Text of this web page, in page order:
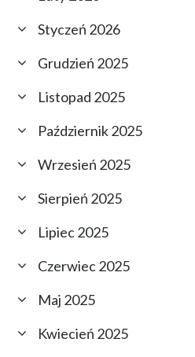
Styczeń 2026
Grudzień 2025
Listopad 2025
Październik 2025
Wrzesień 2025
Sierpień 2025
Lipiec 2025
Czerwiec 2025
Maj 2025
Kwiecień 2025